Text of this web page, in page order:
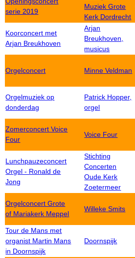
serie 2019
Muziek Grote
Kerk Dordrecht
Koorconcert met
Arjan Breukhoven
Arjan
Breukhoven,
musicus
Orgelconcert Minne Veldman
Orgelmuziek op
donderdag
Patrick Hopper,
orgel
Zomerconcert Voice
Four
Voice Four
Lunchpauzeconcert
Orgel - Ronald de
Jong
Stichting
Concerten
Oude Kerk
Zoetermeer
Orgelconcert Grote
of Mariakerk Meppel
Willeke Smits
Tour de Mans met
organist Martin Mans
in Doornspijk
Doornspijk